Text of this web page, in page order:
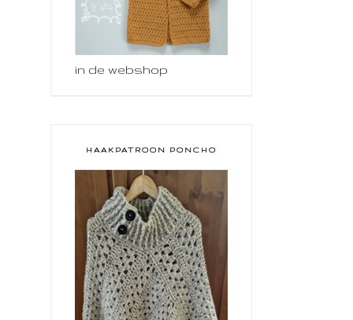
in de webshop
HAAKPATROON PONCHO